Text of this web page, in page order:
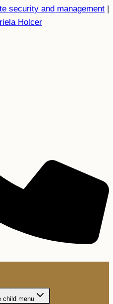
security and management |
Holcer
child menu